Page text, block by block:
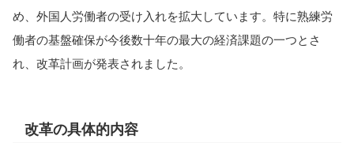
め、外国人労働者の受け入れを拡大しています​​​​​​。特に熟練労
働者の基盤確保が今後数十年の最大の経済課題の一つとさ
れ、改革計画が発表されました​​​​。
改革の具体的内容